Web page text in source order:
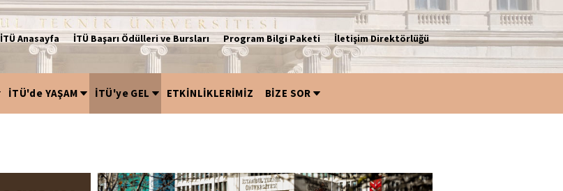
İTÜ Anasayfa İTÜ Başarı Ödülleri ve Bursları Program Bilgi Paketi İletişim Direktörlüğü
İTÜ'de YAŞAM İTÜ'ye GEL ETKİNLİKLERİMİZ BİZE SOR